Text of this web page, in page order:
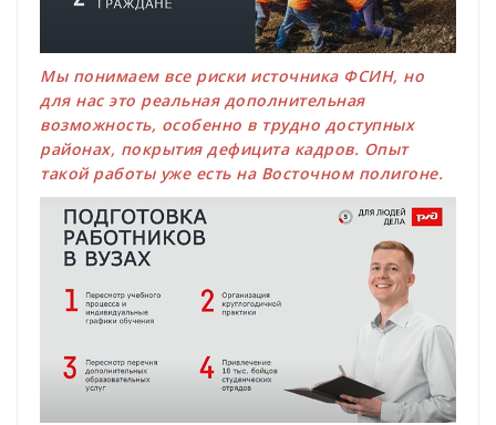
Мы понимаем все риски источника ФСИН, но
для нас это реальная дополнительная
возможность, особенно в трудно доступных
районах, покрытия дефицита кадров. Опыт
такой работы уже есть на Восточном полигоне.